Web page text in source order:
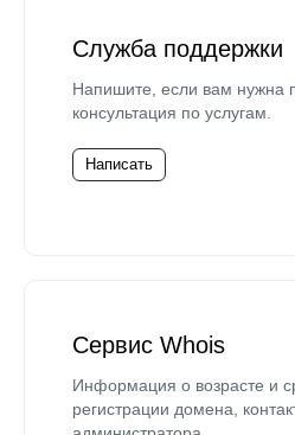
Служба поддержки
Напишите, если вам нужна
консультация по услугам.
Написать
Сервис Whois
Информация о возрасте и
регистрации домена,